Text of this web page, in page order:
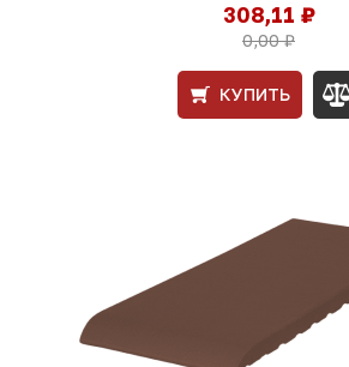
308,11 ₽
0,00 ₽
КУПИТЬ